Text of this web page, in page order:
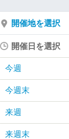
開催地を選択
開催日を選択
今週
今週末
来週
来週末